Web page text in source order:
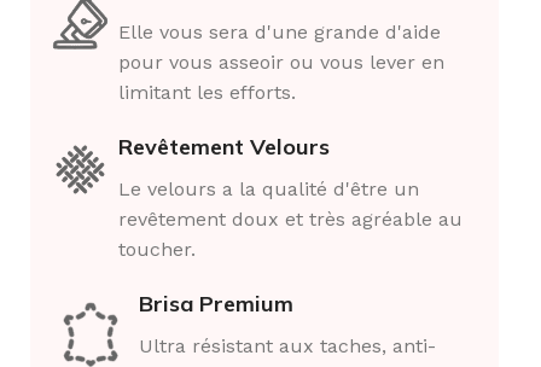
Elle vous sera d'une grande d'aide
pour vous asseoir ou vous lever en
limitant les efforts.
Revêtement Velours
Le velours a la qualité d'être un
revêtement doux et très agréable au
toucher.
Brisa Premium
Ultra résistant aux taches, anti-